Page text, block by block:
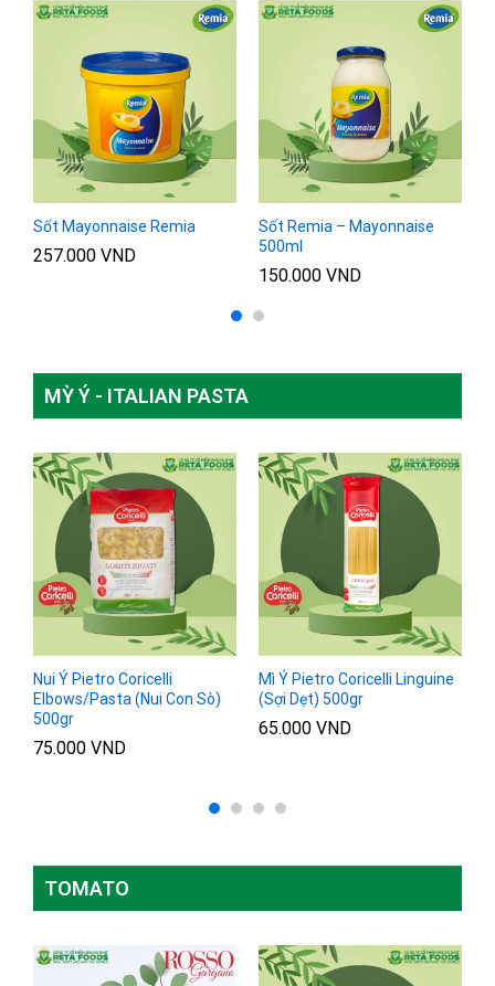
Sốt Mayonnaise Remia
257.000 VND
Sốt Remia – Mayonnaise
500ml
150.000 VND
MỲ Ý - ITALIAN PASTA
Nui Ý Pietro Coricelli
Elbows/Pasta (Nui Con Sò)
500gr
75.000 VND
Mì Ý Pietro Coricelli Linguine
(Sợi Dẹt) 500gr
65.000 VND
TOMATO